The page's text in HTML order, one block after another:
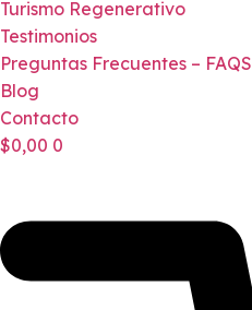
Turismo Regenerativo
Testimonios
Preguntas Frecuentes – FAQS
Blog
Contacto
$0,00 0